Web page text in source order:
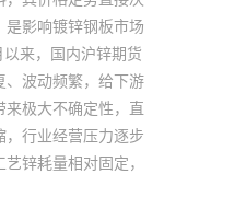
影响镀锌钢板市场
来，国内沪锌期货
波动频繁，给下游
极大不确定性，直
行业经营压力逐步
锌耗量相对固定，